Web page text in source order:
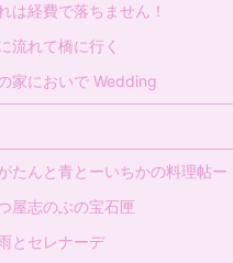
は経費で落ちません！
流れて橋に行く
家においで Wedding
たんと青とーいちかの料理帖ー
屋志のぶの宝石匣
とセレナーデ